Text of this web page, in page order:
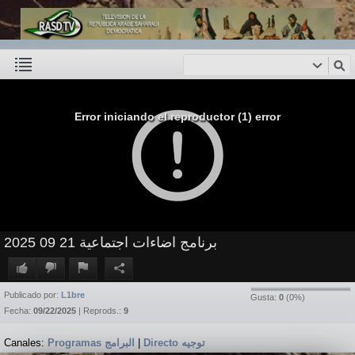
Error iniciando el reproductor (1) error
برنامج اضاءات اجتماعية 21 09 2025
Gusta: 0 (0%)
Publicado por: L1bre
Fecha: 09/22/2025 | Reprods.: 9
Canales: Programas البرامج Directo توجيه